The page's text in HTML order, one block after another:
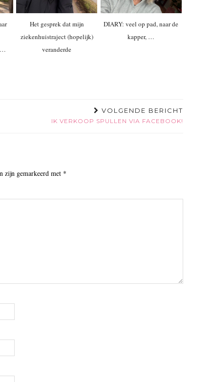
…
Het gesprek dat mijn
ziekenhuistraject (hopelijk)
veranderde
DIARY: veel op pad, naar de
kapper, …
VOLGENDE BERICHT
IK VERKOOP SPULLEN VIA FACEBOOK!
zijn gemarkeerd met *